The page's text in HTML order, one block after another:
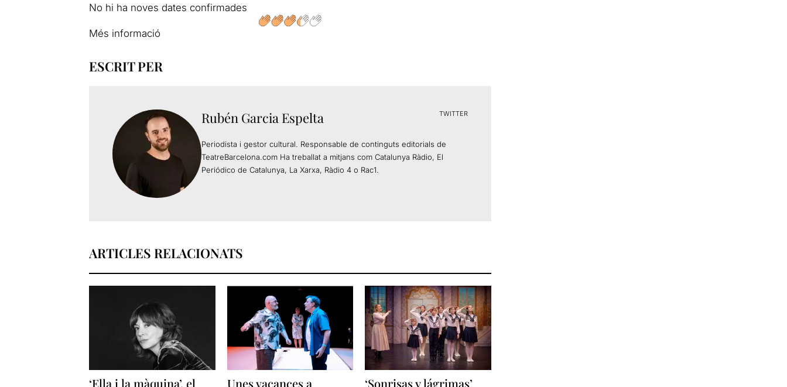
No hi ha noves dates confirmades
Més informació
ESCRIT PER
Rubén Garcia Espelta TWITTER
Periodista i gestor cultural. Responsable de continguts editorials de
TeatreBarcelona.com Ha treballat a mitjans com Catalunya Ràdio, El
Periódico de Catalunya, La Xarxa, Ràdio 4 o Rac1.
ARTICLES RELACIONATS
‘Ella i la màquina’, el Unes vacances a ‘Sonrisas y lágrimas’